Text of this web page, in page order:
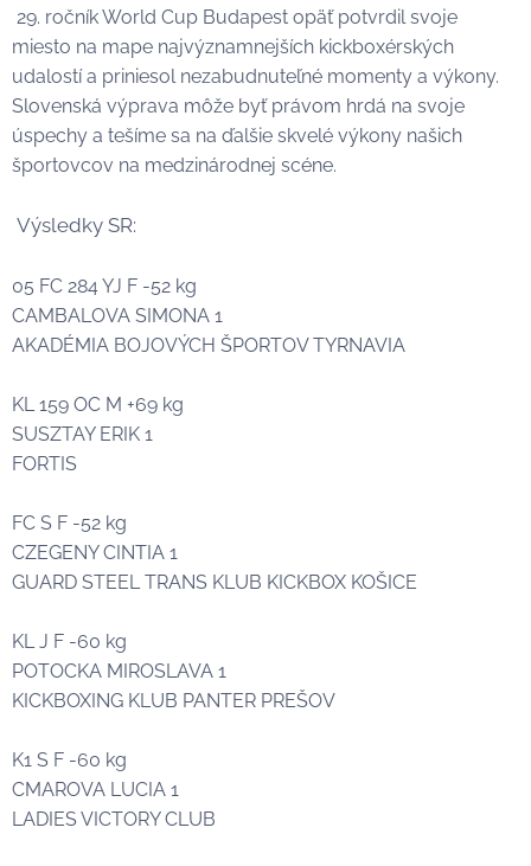
29. ročník World Cup Budapest opäť potvrdil svoje
miesto na mape najvýznamnejších kickboxérských
udalostí a priniesol nezabudnuteľné momenty a výkony.
Slovenská výprava môže byť právom hrdá na svoje
úspechy a tešíme sa na ďalšie skvelé výkony našich
športovcov na medzinárodnej scéne.
Výsledky SR:
05 FC 284 YJ F -52 kg
CAMBALOVA SIMONA 1🥇
AKADÉMIA BOJOVÝCH ŠPORTOV TYRNAVIA
KL 159 OC M +69 kg
SUSZTAY ERIK 1🥇
FORTIS
FC S F -52 kg
CZEGENY CINTIA 1🥇
GUARD STEEL TRANS KLUB KICKBOX KOŠICE
KL J F -60 kg
POTOCKA MIROSLAVA 1🥇
KICKBOXING KLUB PANTER PREŠOV
K1 S F -60 kg
CMAROVA LUCIA 1🥇
LADIES VICTORY CLUB